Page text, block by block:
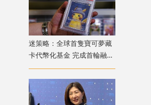
迷策略：全球首隻寶可夢藏
卡代幣化基金 完成首輪融資
兼獲超購